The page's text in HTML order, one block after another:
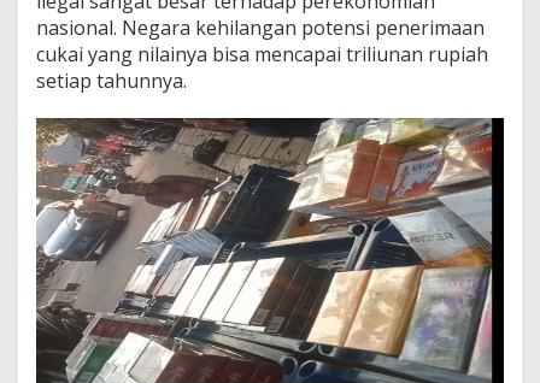
nasional. Negara kehilangan potensi penerimaan
cukai yang nilainya bisa mencapai triliunan rupiah
setiap tahunnya.